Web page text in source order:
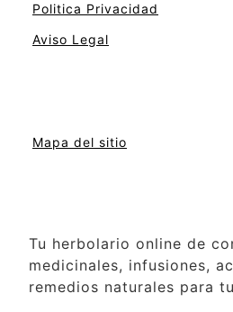
Politica Privacidad
Aviso Legal
Mapa del sitio
Tu herbolario online de
medicinales, infusiones,
remedios naturales para